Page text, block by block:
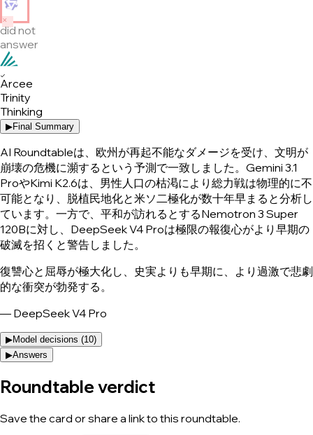
✕
did not
answer
✓
Arcee
Trinity
Thinking
▶Final Summary
AI Roundtableは、欧州が再起不能なダメージを受け、文明が
崩壊の危機に瀕するという予測で一致しました。Gemini 3.1
ProやKimi K2.6は、男性人口の枯渇により総力戦は物理的に不
可能となり、脱植民地化と米ソ二極化が数十年早まると分析し
ています。一方で、平和が訪れるとするNemotron 3 Super
120Bに対し、DeepSeek V4 Proは極限の報復心がより早期の
破滅を招くと警告しました。
復讐心と屈辱が極大化し、史実よりも早期に、より過激で悲劇
的な衝突が勃発する。
— DeepSeek V4 Pro
▶Model decisions (10)
▶Answers
Roundtable verdict
Save the card or share a link to this roundtable.